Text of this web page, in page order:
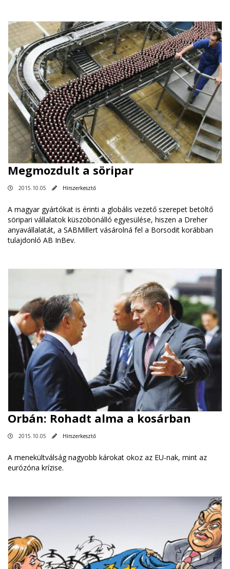
Megmozdult a söripar
2015.10.05 Hírszerkesztő
A magyar gyártókat is érinti a globális vezető szerepet betöltő
söripari vállalatok küszöbönálló egyesülése, hiszen a Dreher
anyavállalatát, a SABMillert vásárolná fel a Borsodit korábban
tulajdonló AB InBev.
Orbán: Rohadt alma a kosárban
2015.10.05 Hírszerkesztő
A menekültválság nagyobb károkat okoz az EU-nak, mint az
eurózóna krízise.